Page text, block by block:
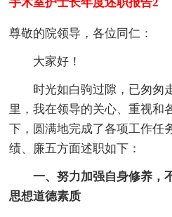
手术室护士长年度述职报告2
尊敬的院领导，各位同仁：
大家好！
时光如白驹过隙，已匆匆
里，我在领导的关心、重视和
下，圆满地完成了各项工作任
绩、廉五方面述职如下：
一、努力加强自身修养，
思想道德素质